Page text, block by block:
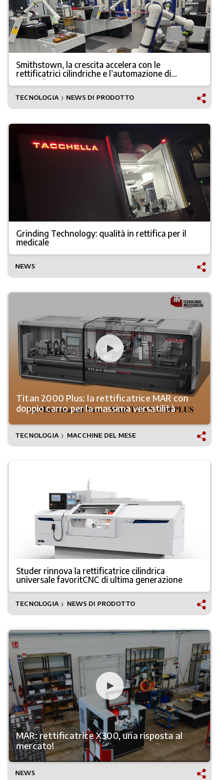
Smithstown, la crescita accelera con le
rettificatrici cilindriche e l’automazione di
Tschudin
TECNOLOGIA ❯ NEWS DI PRODOTTO
Grinding Technology: qualità in rettifica per il
medicale
NEWS
Titan 2000 Plus: la rettificatrice MAR con
doppio carro per la massima versatilità
TECNOLOGIA ❯ MACCHINE DEL MESE
Studer rinnova la rettificatrice cilindrica
universale favoritCNC di ultima generazione
TECNOLOGIA ❯ NEWS DI PRODOTTO
MAR: rettificatrice X300, una risposta al
mercato!
NEWS